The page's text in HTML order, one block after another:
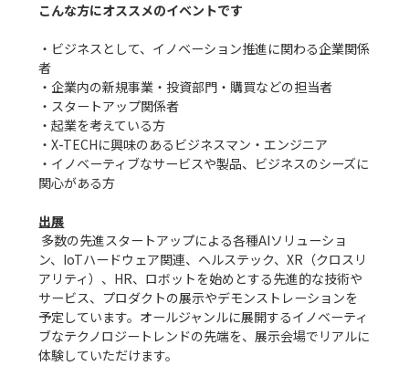
こんな方にオススメのイベントです
・ビジネスとして、イノベーション推進に関わる企業関係
者
・企業内の新規事業・投資部門・購買などの担当者
・スタートアップ関係者
・起業を考えている方
・X-TECHに興味のあるビジネスマン・エンジニア
・イノベーティブなサービスや製品、ビジネスのシーズに
関心がある方
出展
ン、IoTハードウェア関連、ヘルステック、XR（クロスリ
アリティ）、HR、ロボットを始めとする先進的な技術や
サービス、プロダクトの展示やデモンストレーションを
予定しています。オールジャンルに展開するイノベーティ
ブなテクノロジートレンドの先端を、展示会場でリアルに
体験していただけます。